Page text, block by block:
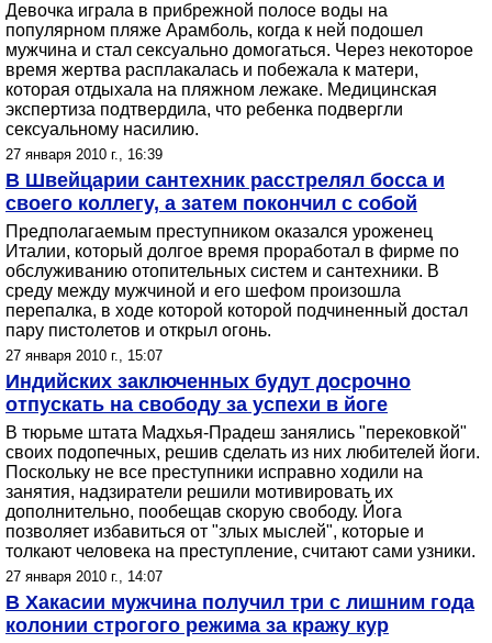
Девочка играла в прибрежной полосе воды на
популярном пляже Арамболь, когда к ней подошел
мужчина и стал сексуально домогаться. Через некоторое
время жертва расплакалась и побежала к матери,
которая отдыхала на пляжном лежаке. Медицинская
экспертиза подтвердила, что ребенка подвергли
сексуальному насилию.
27 января 2010 г., 16:39
В Швейцарии сантехник расстрелял босса и
своего коллегу, а затем покончил с собой
Предполагаемым преступником оказался уроженец
Италии, который долгое время проработал в фирме по
обслуживанию отопительных систем и сантехники. В
среду между мужчиной и его шефом произошла
перепалка, в ходе которой которой подчиненный достал
пару пистолетов и открыл огонь.
27 января 2010 г., 15:07
Индийских заключенных будут досрочно
отпускать на свободу за успехи в йоге
В тюрьме штата Мадхья-Прадеш занялись "перековкой"
своих подопечных, решив сделать из них любителей йоги.
Поскольку не все преступники исправно ходили на
занятия, надзиратели решили мотивировать их
дополнительно, пообещав скорую свободу. Йога
позволяет избавиться от "злых мыслей", которые и
толкают человека на преступление, считают сами узники.
27 января 2010 г., 14:07
В Хакасии мужчина получил три с лишним года
колонии строгого режима за кражу кур